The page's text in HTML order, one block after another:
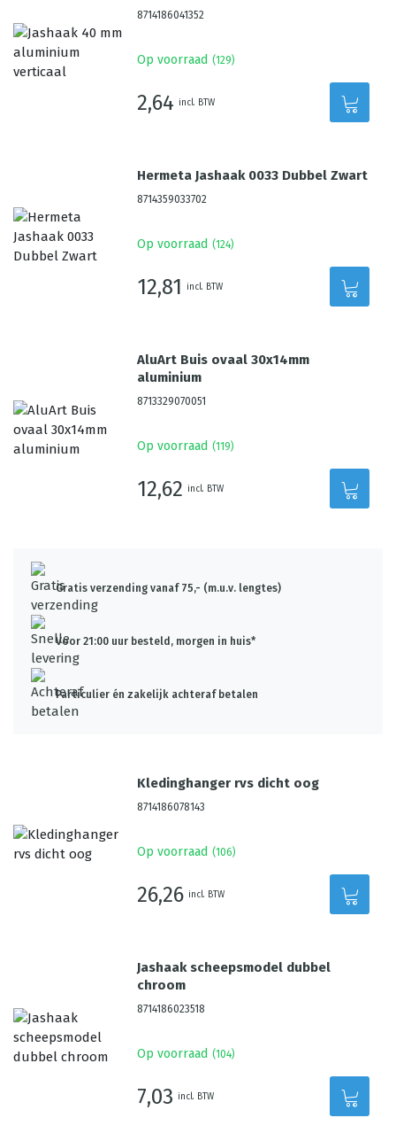
8714186041352
Op voorraad (129)
2,64 incl. BTW
Hermeta Jashaak 0033 Dubbel Zwart
8714359033702
Op voorraad (124)
12,81 incl. BTW
AluArt Buis ovaal 30x14mm
aluminium
8713329070051
Op voorraad (119)
12,62 incl. BTW
Gratis verzending vanaf 75,- (m.u.v. lengtes)
Voor 21:00 uur besteld, morgen in huis*
Particulier én zakelijk achteraf betalen
Kledinghanger rvs dicht oog
8714186078143
Op voorraad (106)
26,26 incl. BTW
Jashaak scheepsmodel dubbel
chroom
8714186023518
Op voorraad (104)
7,03 incl. BTW